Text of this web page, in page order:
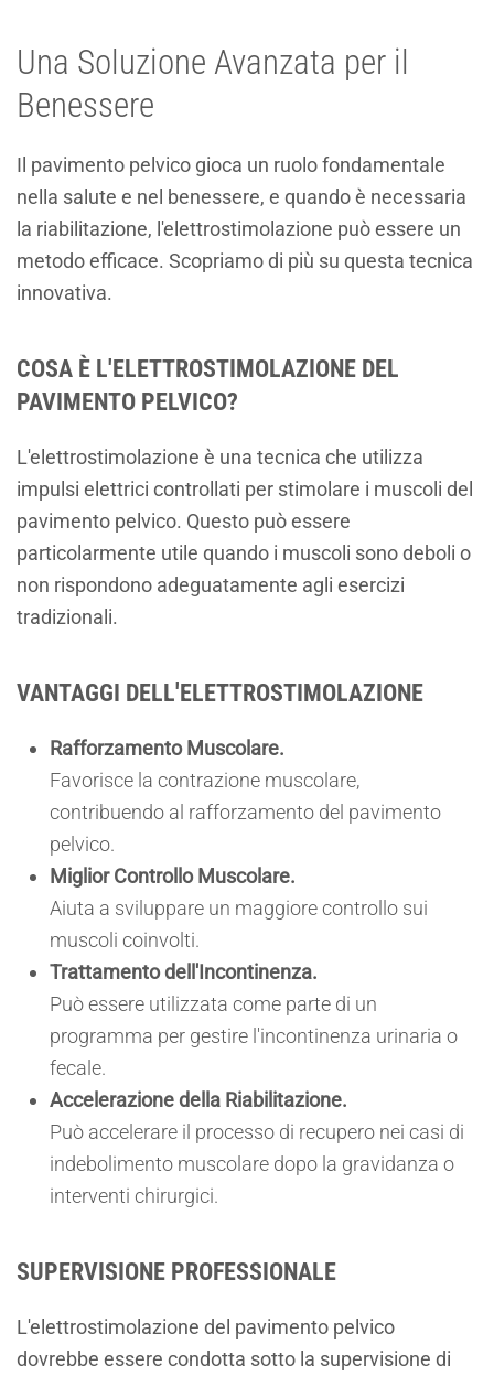
Una Soluzione Avanzata per il
Benessere
Il pavimento pelvico gioca un ruolo fondamentale
nella salute e nel benessere, e quando è necessaria
la riabilitazione, l'elettrostimolazione può essere un
metodo efficace. Scopriamo di più su questa tecnica
innovativa.
COSA È L'ELETTROSTIMOLAZIONE DEL
PAVIMENTO PELVICO?
L'elettrostimolazione è una tecnica che utilizza
impulsi elettrici controllati per stimolare i muscoli del
pavimento pelvico. Questo può essere
particolarmente utile quando i muscoli sono deboli o
non rispondono adeguatamente agli esercizi
tradizionali.
VANTAGGI DELL'ELETTROSTIMOLAZIONE
Rafforzamento Muscolare.
Favorisce la contrazione muscolare,
contribuendo al rafforzamento del pavimento
pelvico.
Miglior Controllo Muscolare.
Aiuta a sviluppare un maggiore controllo sui
muscoli coinvolti.
Trattamento dell'Incontinenza.
Può essere utilizzata come parte di un
programma per gestire l'incontinenza urinaria o
fecale.
Accelerazione della Riabilitazione.
Può accelerare il processo di recupero nei casi di
indebolimento muscolare dopo la gravidanza o
interventi chirurgici.
SUPERVISIONE PROFESSIONALE
L'elettrostimolazione del pavimento pelvico
dovrebbe essere condotta sotto la supervisione di